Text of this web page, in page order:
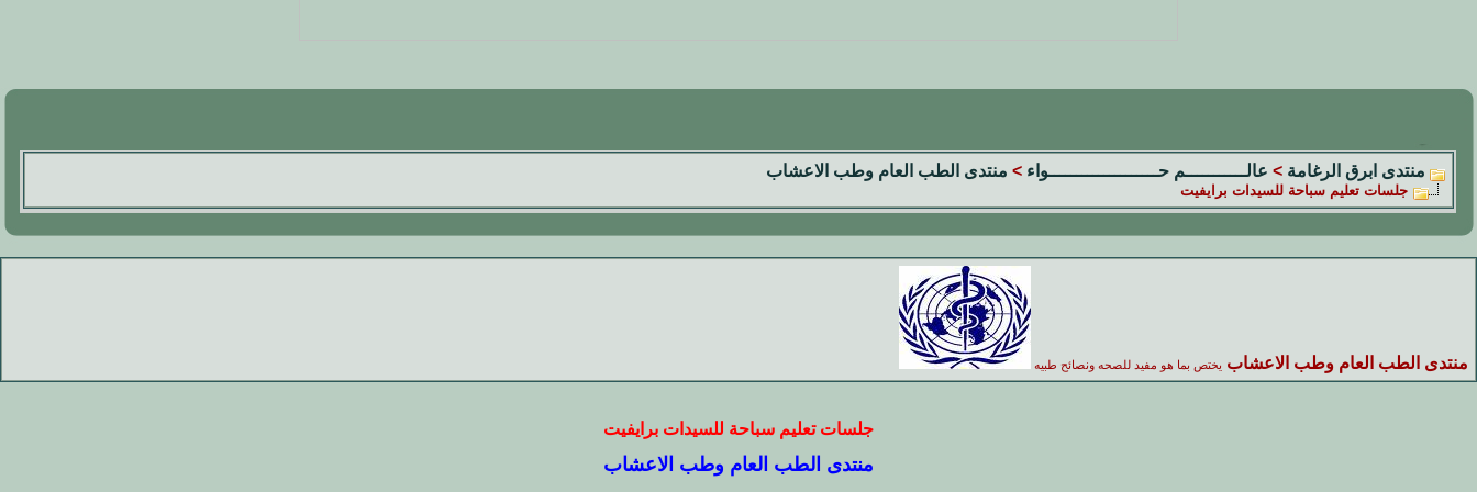
منتدى ابرق الرغامة > عالـــــــــــم حــــــــــــــــــــواء > منتدى الطب العام وطب الاعشاب
جلسات تعليم سباحة للسيدات برايفيت
منتدى الطب العام وطب الاعشاب يختص بما هو مفيد للصحه ونصائح طبيه
جلسات تعليم سباحة للسيدات برايفيت
منتدى الطب العام وطب الاعشاب